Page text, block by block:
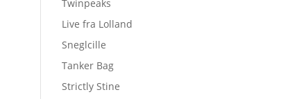
Twinpeaks
Live fra Lolland
Sneglcille
Tanker Bag
Strictly Stine